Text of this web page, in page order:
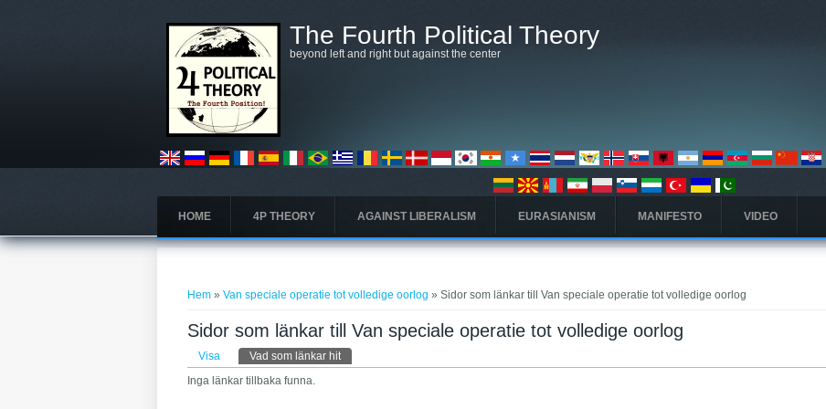
The Fourth Political Theory
beyond left and right but against the center
HOME 4P THEORY AGAINST LIBERALISM EURASIANISM MANIFESTO VIDEO
Hem »Van speciale operatie tot volledige oorlog » Sidor som länkar till Van speciale operatie tot volledige oorlog
Sidor som länkar till Van speciale operatie tot volledige oorlog
Primära flikar
Visa Vad som länkar hit(aktiv flik)
Inga länkar tillbaka funna.